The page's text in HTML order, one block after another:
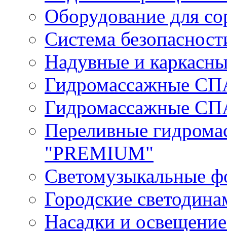
Оборудование для
Система
Надувные и
Гидромассажные
Гидромассажные
Переливные
"PREMIUM"
Светомузыкальные
Городские
Насадки и